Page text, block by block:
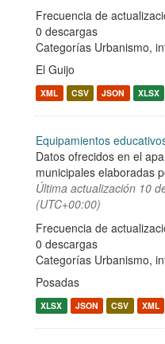
Frecuencia de
0 descargas
Categorías Urbanismo,
El Guijo
XML CSV JSON XLSX
Equipamientos
Datos ofrecidos en el
municipales elaboradas
Última actualización 10
(UTC+00:00)
Frecuencia de
0 descargas
Categorías Urbanismo,
Posadas
XLSX JSON CSV XML